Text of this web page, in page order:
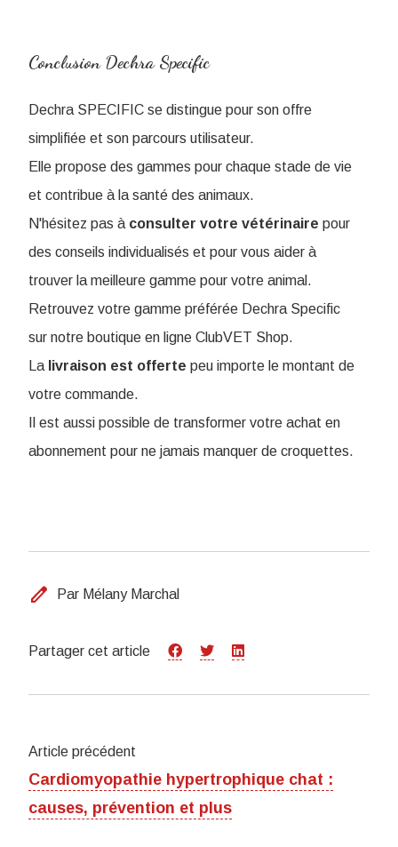
Conclusion Dechra Specific
Dechra SPECIFIC se distingue pour son offre
simplifiée et son parcours utilisateur.
Elle propose des gammes pour chaque stade de vie
et contribue à la santé des animaux.
N'hésitez pas à consulter votre vétérinaire pour
des conseils individualisés et pour vous aider à
trouver la meilleure gamme pour votre animal.
Retrouvez votre gamme préférée Dechra Specific
sur notre boutique en ligne ClubVET Shop.
La livraison est offerte peu importe le montant de
votre commande.
Il est aussi possible de transformer votre achat en
abonnement pour ne jamais manquer de croquettes.
edit Par Mélany Marchal
Partager cet article
Article précédent
Cardiomyopathie hypertrophique chat :
causes, prévention et plus